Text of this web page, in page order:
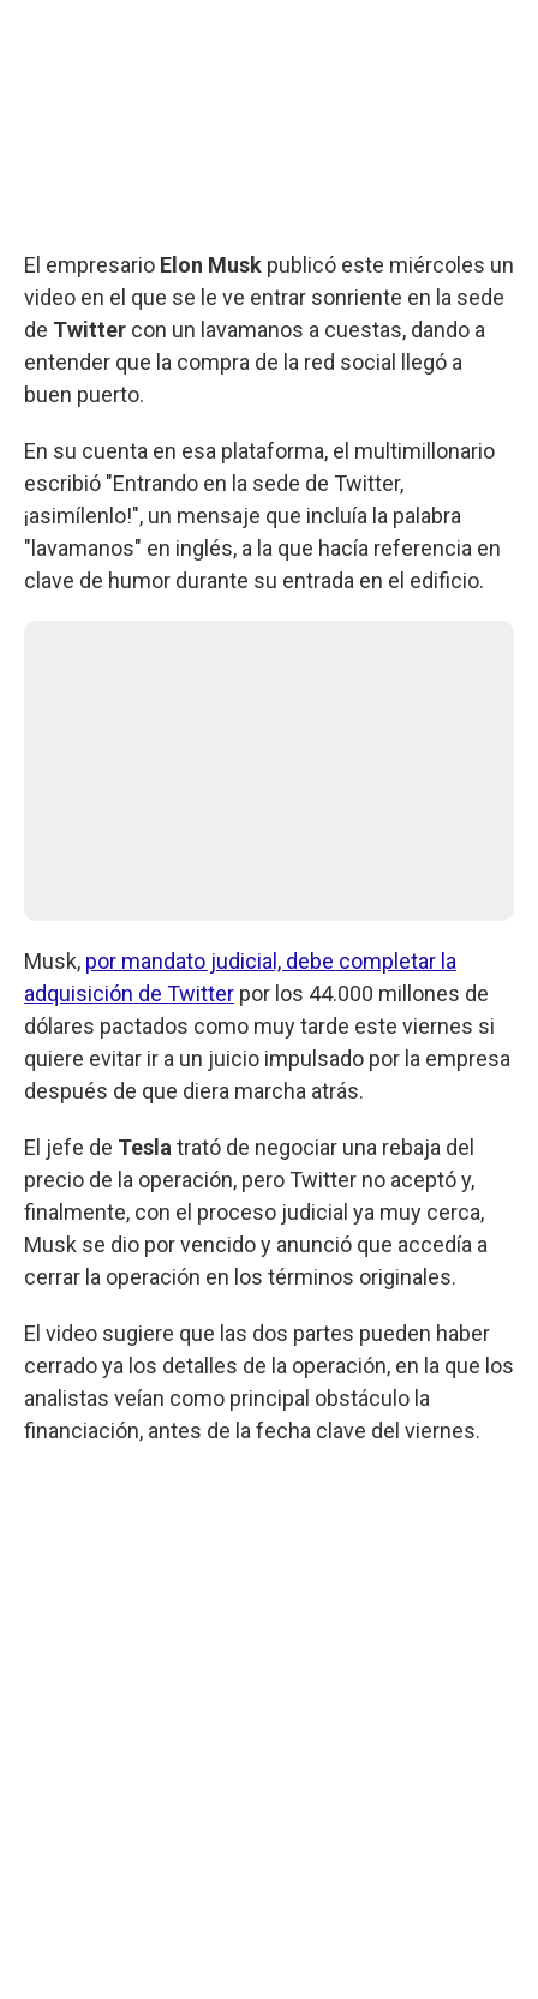
El empresario Elon Musk publicó este miércoles un
video en el que se le ve entrar sonriente en la sede
de Twitter con un lavamanos a cuestas, dando a
entender que la compra de la red social llegó a
buen puerto.
En su cuenta en esa plataforma, el multimillonario
escribió "Entrando en la sede de Twitter,
¡asimílenlo!", un mensaje que incluía la palabra
"lavamanos" en inglés, a la que hacía referencia en
clave de humor durante su entrada en el edificio.
Musk, por mandato judicial, debe completar la
adquisición de Twitter por los 44.000 millones de
dólares pactados como muy tarde este viernes si
quiere evitar ir a un juicio impulsado por la empresa
después de que diera marcha atrás.
El jefe de Tesla trató de negociar una rebaja del
precio de la operación, pero Twitter no aceptó y,
finalmente, con el proceso judicial ya muy cerca,
Musk se dio por vencido y anunció que accedía a
cerrar la operación en los términos originales.
El video sugiere que las dos partes pueden haber
cerrado ya los detalles de la operación, en la que los
analistas veían como principal obstáculo la
financiación, antes de la fecha clave del viernes.